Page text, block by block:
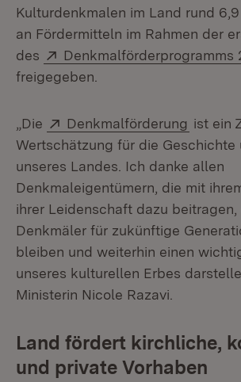
Kulturdenkmalen im Land rund
an Fördermitteln im Rahmen der
des
Extern:
Denkmalförderprogramms
freigegeben.
„Die Extern:
Denkmalförderung (Öffnet
ist ein
Wertschätzung für die Geschichte
unseres Landes. Ich danke allen
Denkmaleigentümern, die mit
ihrer Leidenschaft dazu beitragen,
Denkmäler für zukünftige
bleiben und weiterhin einen
unseres kulturellen Erbes
Ministerin Nicole Razavi.
Land fördert kirchliche,
und private Vorhaben